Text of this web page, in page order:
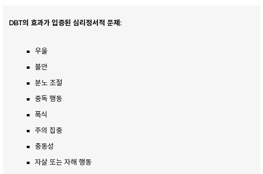
DBT의 효과가 입증된 심리정서적 문제:
■ 우울
■ 불안
■ 분노 조절
■ 중독 행동
■ 폭식
■ 주의 집중
■ 충동성
■ 자살 또는 자해 행동